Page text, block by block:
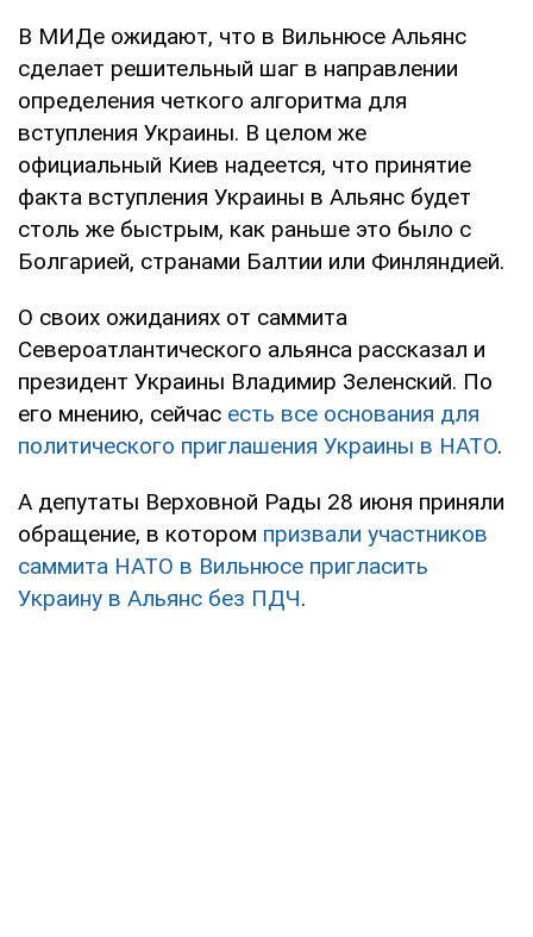
В МИДе ожидают, что в Вильнюсе Альянс
сделает решительный шаг в направлении
определения четкого алгоритма для
вступления Украины. В целом же
официальный Киев надеется, что принятие
факта вступления Украины в Альянс будет
столь же быстрым, как раньше это было с
Болгарией, странами Балтии или Финляндией.
О своих ожиданиях от саммита
Североатлантического альянса рассказал и
президент Украины Владимир Зеленский. По
его мнению, сейчас есть все основания для
политического приглашения Украины в НАТО.
А депутаты Верховной Рады 28 июня приняли
обращение, в котором призвали участников
саммита НАТО в Вильнюсе пригласить
Украину в Альянс без ПДЧ.